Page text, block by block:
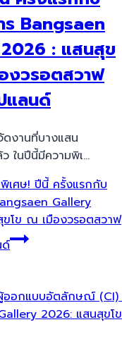
ร Bangsaen
: แสนสุข
งวรอตสวาฟ
แลนด์
งานที่บางแสน
ว ในปีนี้มีความพิเ…
เศษ! ปีนี้ ครั้งแรกกับ
Gallery
โข ณ เมืองวรอตสวาฟ
ด์